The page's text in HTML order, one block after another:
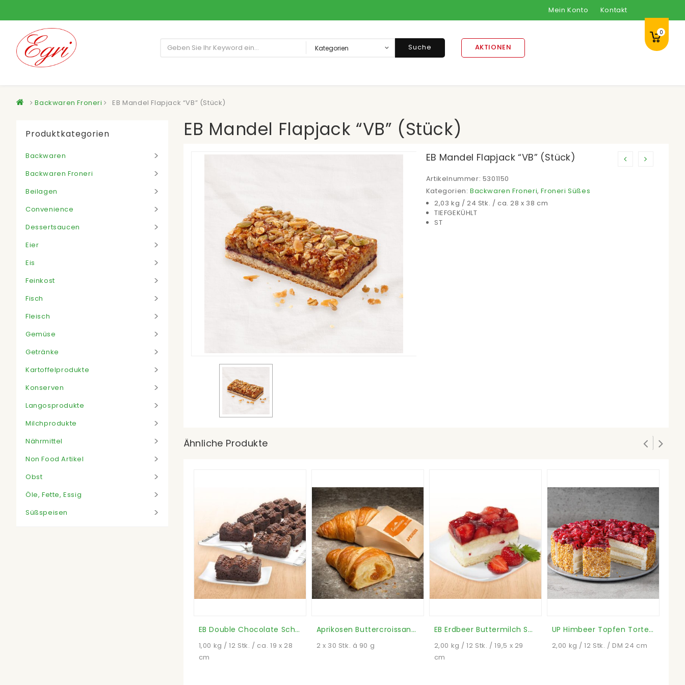
Mein Konto Kontakt
0
Suche AKTIONEN
Backwaren Froneri EB Mandel Flapjack “VB” (Stück)
EB Mandel Flapjack “VB” (Stück)
EB Mandel Flapjack “VB” (Stück)
Artikelnummer: 5301150
Kategorien: Backwaren Froneri,Froneri Süßes
2,03 kg / 24 Stk. / ca. 28 x 38 cm
TIEFGEKÜHLT
ST
Ähnliche Produkte
EB Double Chocolate Schnitte (Stück)
1,00 kg / 12 Stk. / ca. 19 x 28
cm
Aprikosen Buttercroissant (Marillen) (Karton)
2 x 30 Stk. á 90 g
EB Erdbeer Buttermilch Schnitte (Stück)
2,00 kg / 12 Stk. / 19,5 x 29
cm
UP Himbeer Topfen Torte (Stück)
2,00 kg / 12 Stk. / DM 24 cm
Produktkategorien
Backwaren
Backwaren Froneri
Beilagen
Convenience
Dessertsaucen
Eier
Eis
Feinkost
Fisch
Fleisch
Gemüse
Getränke
Kartoffelprodukte
Konserven
Langosprodukte
Milchprodukte
Nährmittel
Non Food Artikel
Obst
Öle, Fette, Essig
Süßspeisen